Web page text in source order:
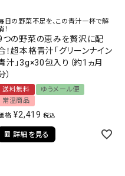
日の野菜不足を、この青汁一杯で解
！
つの野菜の恵みを贅沢に配
！超本格青汁「グリーンナイン
汁」3g×30包入り（約1ヵ月
）
送料無料
ゆうメール便
常温商品
格 ¥2,419 税込
詳細を見る